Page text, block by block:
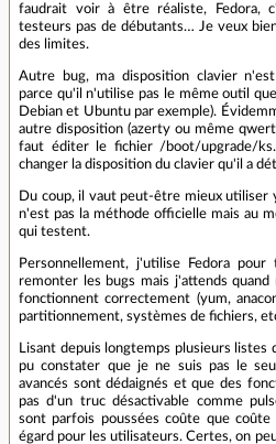
faudrait voir à être réaliste, Fedora,
testeurs pas de débutants… Je veux
des limites.
Autre bug, ma disposition clavier n'est
parce qu'il n'utilise pas le même outil
Debian et Ubuntu par exemple).
autre disposition (azerty ou même
faut éditer le fichier /boot/upgrade/
changer la disposition du clavier qu'il a
Du coup, il vaut peut-être mieux utiliser
n'est pas la méthode officielle mais au
qui testent.
Personnellement, j'utilise Fedora
remonter les bugs mais j'attends
fonctionnent correctement (yum,
partitionnement, systèmes de fichiers,
Lisant depuis longtemps plusieurs
pu constater que je ne suis pas le
avancés sont dédaignés et que des
pas d'un truc désactivable comme
sont parfois poussées coûte que coûte
égard pour les utilisateurs. Certes, on